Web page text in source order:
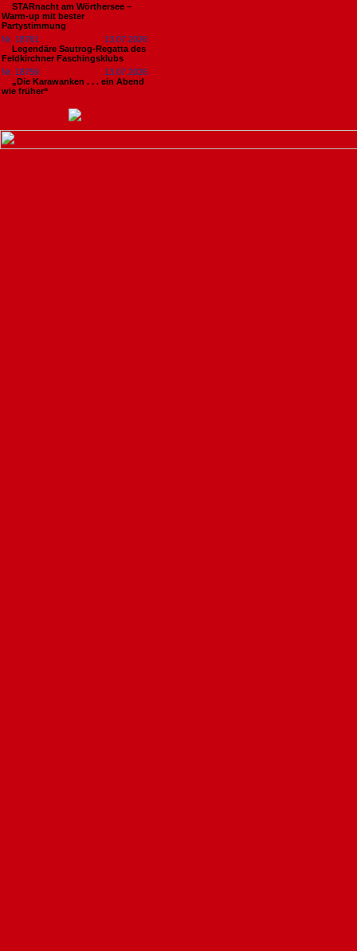
STARnacht am Wörthersee –
Warm-up mit bester
Partystimmung
Nr. 18761
13.07.2026
Legendäre Sautrog-Regatta des
Feldkirchner Faschingsklubs
Nr. 18759
13.07.2026
„Die Karawanken . . . ein Abend
wie früher“